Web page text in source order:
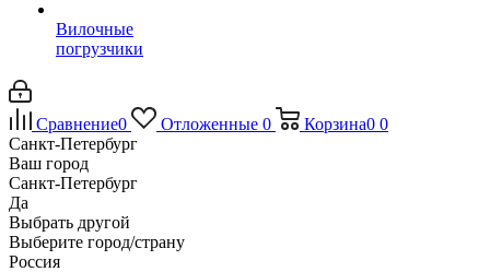
Вилочные
погрузчики
Сравнение0 Отложенные 0 Корзина0 0
Санкт-Петербург
Ваш город
Санкт-Петербург
Да
Выбрать другой
Выберите город/страну
Россия